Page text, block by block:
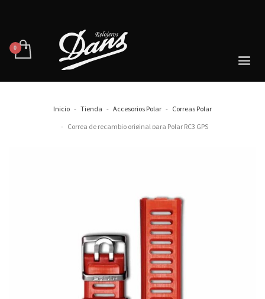
Inicio Tienda Accesorios Polar
Correas Polar
Correa de recambio original para Polar RC3 GPS